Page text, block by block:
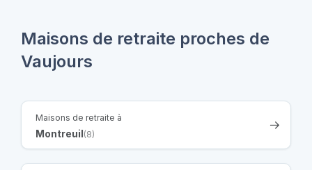
Maisons de retraite proches de
Vaujours
Maisons de retraite à
Montreuil(8)